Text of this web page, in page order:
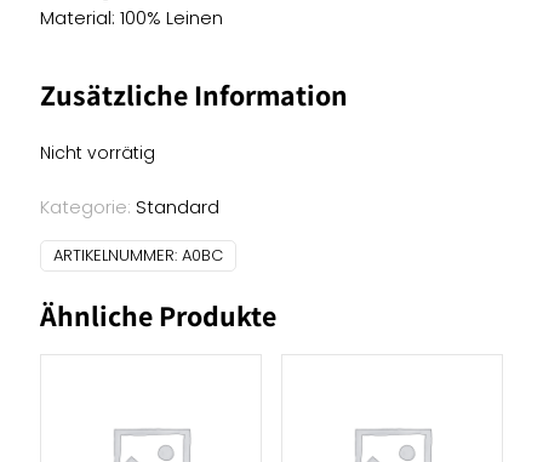
Material: 100% Leinen
Zusätzliche Information
Nicht vorrätig
Kategorie: Standard
ARTIKELNUMMER: A0BC
Ähnliche Produkte